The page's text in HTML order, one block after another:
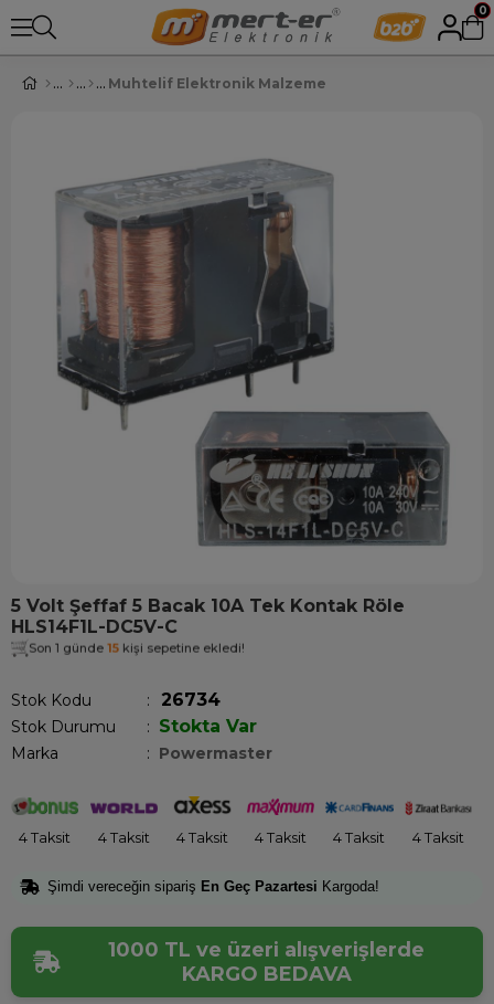
0
Muhtelif Elektronik Malzeme
5 Volt Şeffaf 5 Bacak 10A Tek Kontak Röle
HLS14F1L-DC5V-C
Son 1 günde 15 kişi sepetine ekledi!
Stok Kodu 26734
Stok Durumu : Stokta Var
Marka : Powermaster
4 Taksit 4 Taksit 4 Taksit 4 Taksit 4 Taksit 4 Taksit
Şimdi vereceğin sipariş En Geç Pazartesi Kargoda!
1000 TL ve üzeri alışverişlerde
KARGO BEDAVA